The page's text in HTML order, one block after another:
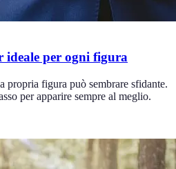
ideale per ogni figura
propria figura può sembrare sfidante.
per apparire sempre al meglio.